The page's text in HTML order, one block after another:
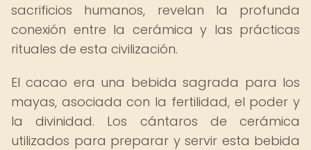
sacrificios humanos, revelan la profunda
conexión entre la cerámica y las prácticas
rituales de esta civilización.
El cacao era una bebida sagrada para los
mayas, asociada con la fertilidad, el poder y
la divinidad. Los cántaros de cerámica
utilizados para preparar y servir esta bebida